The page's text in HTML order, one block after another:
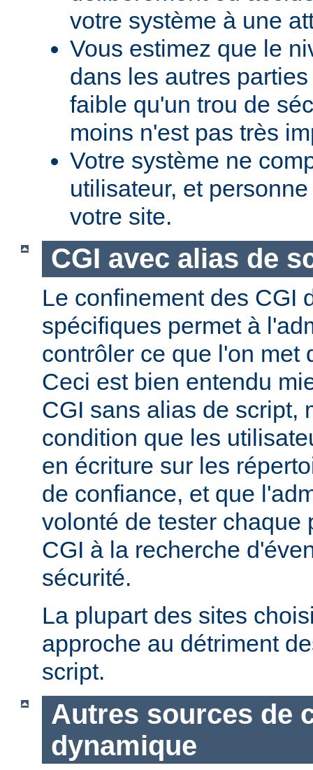
votre système à une
Vous estimez que le
dans les autres
faible qu'un trou de
moins n'est pas très
Votre système ne
utilisateur, et
votre site.
CGI avec alias de
Le confinement des CGI
spécifiques permet à
contrôler ce que l'on met
Ceci est bien entendu
CGI sans alias de script,
condition que les
en écriture sur les
de confiance, et que
volonté de tester chaque
CGI à la recherche
sécurité.
La plupart des sites
approche au détriment
script.
Autres sources de
dynamique